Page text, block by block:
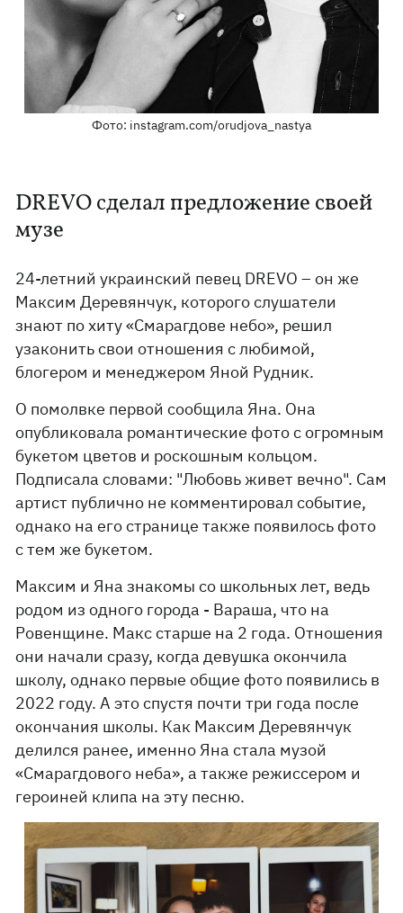
Фото: instagram.com/orudjova_nastya
DREVO сделал предложение своей
музе
24-летний украинский певец DREVO – он же
Максим Деревянчук, которого слушатели
знают по хиту «Смарагдове небо», решил
узаконить свои отношения с любимой,
блогером и менеджером Яной Рудник.
О помолвке первой сообщила Яна. Она
опубликовала романтические фото с огромным
букетом цветов и роскошным кольцом.
Подписала словами: "Любовь живет вечно". Сам
артист публично не комментировал событие,
однако на его странице также появилось фото
с тем же букетом.
Максим и Яна знакомы со школьных лет, ведь
родом из одного города - Вараша, что на
Ровенщине. Макс старше на 2 года. Отношения
они начали сразу, когда девушка окончила
школу, однако первые общие фото появились в
2022 году. А это спустя почти три года после
окончания школы. Как Максим Деревянчук
делился ранее, именно Яна стала музой
«Смарагдового неба», а также режиссером и
героиней клипа на эту песню.